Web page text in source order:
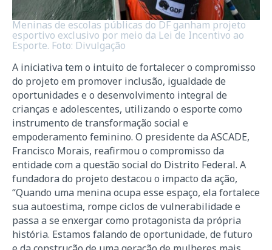
Meninas de escolas públicas do DF ganham projeto
esportivo exclusivo por meio da Lei de Incentivo ao
Esporte. Foto: Divulgação
A iniciativa tem o intuito de fortalecer o compromisso
do projeto em promover inclusão, igualdade de
oportunidades e o desenvolvimento integral de
crianças e adolescentes, utilizando o esporte como
instrumento de transformação social e
empoderamento feminino. O presidente da ASCADE,
Francisco Morais, reafirmou o compromisso da
entidade com a questão social do Distrito Federal. A
fundadora do projeto destacou o impacto da ação,
“Quando uma menina ocupa esse espaço, ela fortalece
sua autoestima, rompe ciclos de vulnerabilidade e
passa a se enxergar como protagonista da própria
história. Estamos falando de oportunidade, de futuro